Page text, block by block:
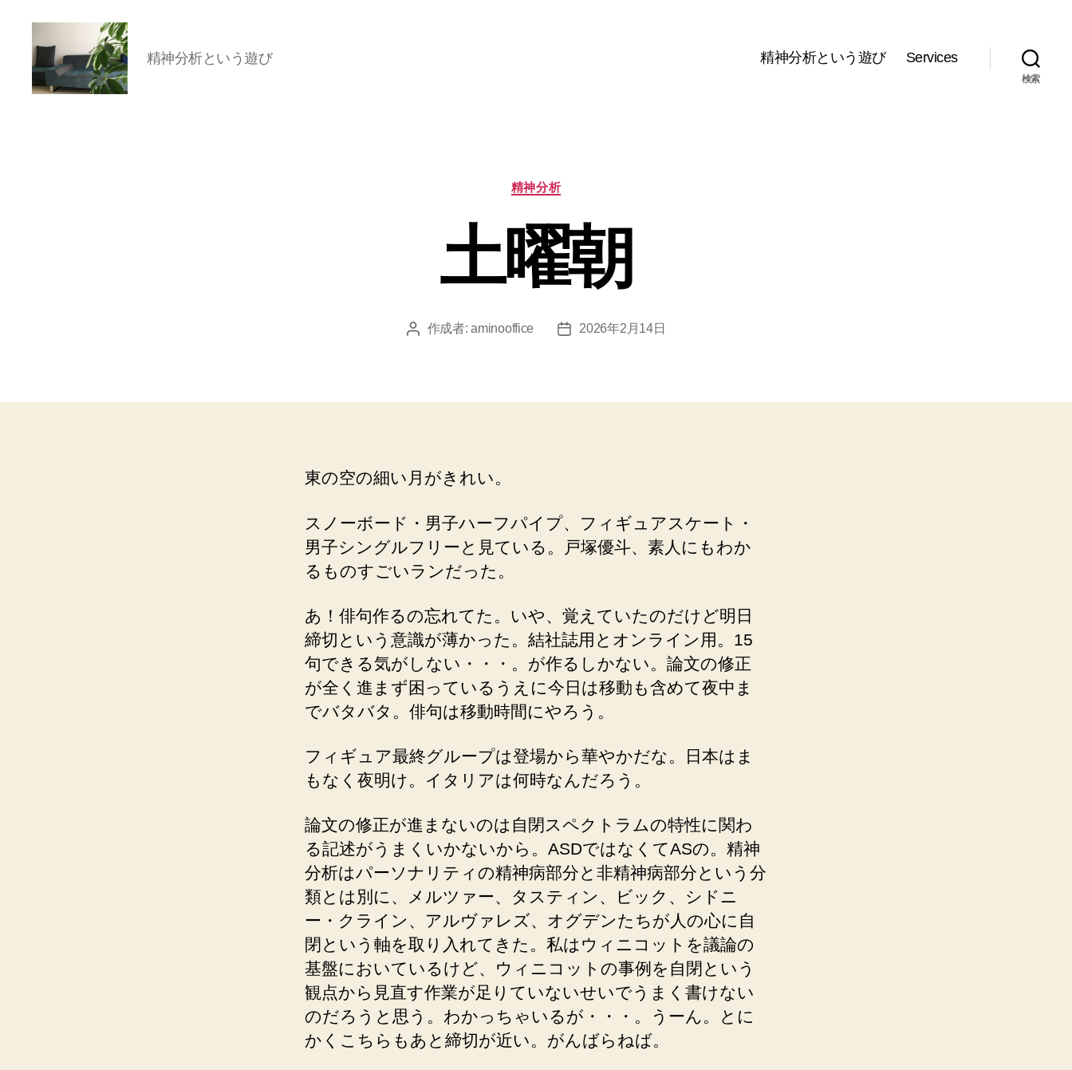
精神分析という遊び 精神分析という遊び Services
検索
カ
テ
リ
ー
精神分析
土曜朝
投 作成者:aminooffice
投
2026年2月14日
東の空の細い月がきれい。
スノーボード・男子ハーフパイプ、フィギュアスケート・
男子シングルフリーと見ている。戸塚優斗、素人にもわか
るものすごいランだった。
あ！俳句作るの忘れてた。いや、覚えていたのだけど明日
締切という意識が薄かった。結社誌用とオンライン用。15
句できる気がしない・・・。が作るしかない。論文の修正
が全く進まず困っているうえに今日は移動も含めて夜中ま
でバタバタ。俳句は移動時間にやろう。
フィギュア最終グループは登場から華やかだな。日本はま
もなく夜明け。イタリアは何時なんだろう。
論文の修正が進まないのは自閉スペクトラムの特性に関わ
る記述がうまくいかないから。ASDではなくてASの。精神
分析はパーソナリティの精神病部分と非精神病部分という分
類とは別に、メルツァー、タスティン、ビック、シドニ
ー・クライン、アルヴァレズ、オグデンたちが人の心に自
閉という軸を取り入れてきた。私はウィニコットを議論の
基盤においているけど、ウィニコットの事例を自閉という
観点から見直す作業が足りていないせいでうまく書けない
のだろうと思う。わかっちゃいるが・・・。うーん。とに
かくこちらもあと締切が近い。がんばらねば。